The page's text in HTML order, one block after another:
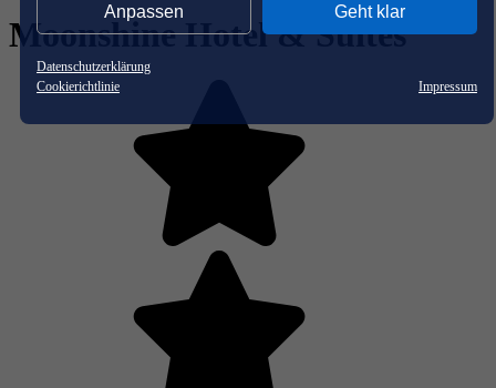
Anpassen Geht klar
Datenschutzerklärung
Cookierichtlinie
Impressum
Moonshine Hotel & Suites